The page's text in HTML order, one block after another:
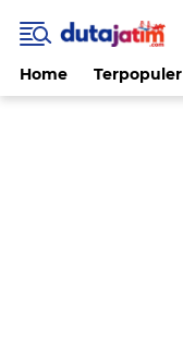
Home Terpopuler